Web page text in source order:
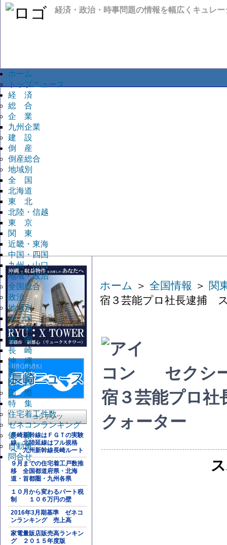
経済・政治・時事問題の情報を幅広くキュレ
ホーム
トップニュース
経 済
総 合
企 業
九州企業
建 設
倒 産
倒産総合
地域別
全 国
北海道
東 北
北陸・信越
東 京
関 東
近畿・東海
中国・四国
九州・山口
地域・政治
全国総合
政治
地域別
全 国
九 州
福 岡
長 崎
沖 縄
東 京
関 西
国 際
特 集
住宅着工件数
ゼネコンランキング
健 康
自動車
問合せ
コンテンツ
長崎新幹線はＦＧＴの実験
線 北陸延線はフル規格
へ 九州新幹線長崎ルート
９月までの住宅着工戸数推
移 全国都道府県・北海
道・首都圏・九州各県
１０月から変わるパート税
制 １０６万円の壁
2016年3月期基準 ゼネコ
ンランキング 売上高
家電量販店販売高ランキン
グ ２０１５年度版
ホーム ＞ 全国情報 ＞ 関
宿３芸能プロ社長逮捕
セクシ
宿３芸能プロ
クォーター